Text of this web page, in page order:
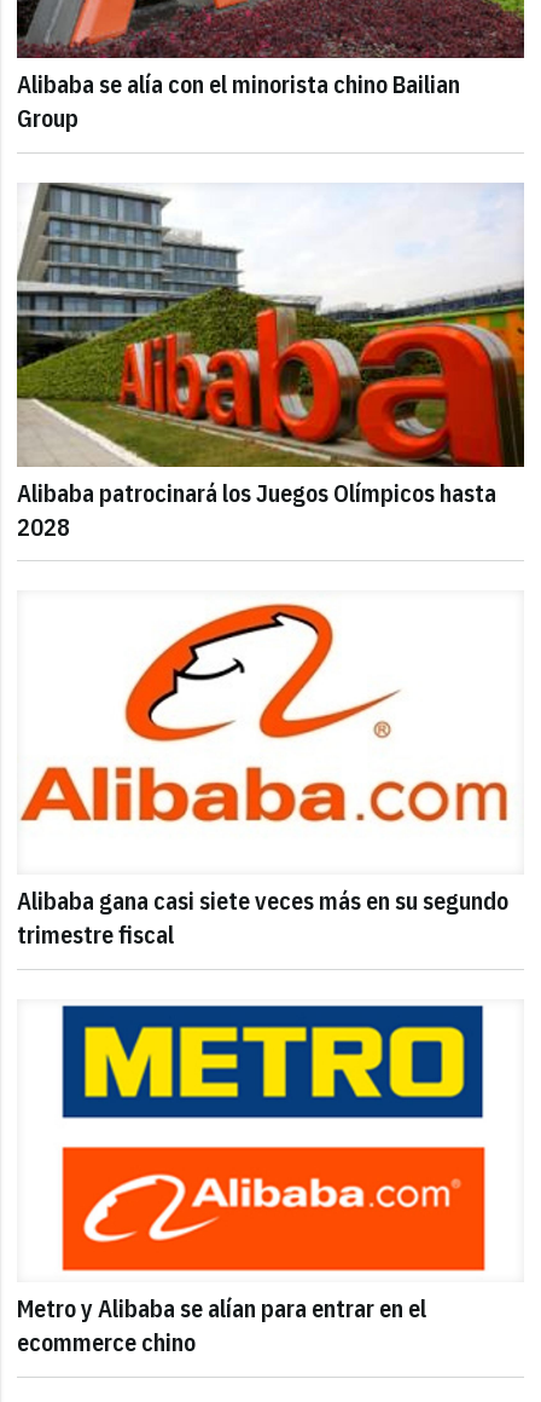
Alibaba se alía con el minorista chino Bailian
Group
Alibaba patrocinará los Juegos Olímpicos hasta
2028
Alibaba gana casi siete veces más en su segundo
trimestre fiscal
Metro y Alibaba se alían para entrar en el
ecommerce chino